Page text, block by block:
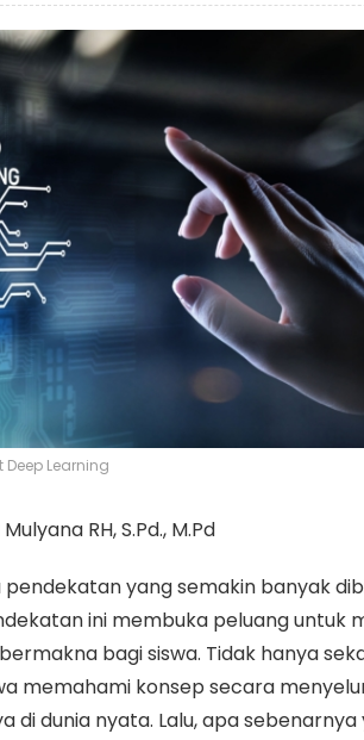
Deep Learning
RH, S.Pd., M.Pd
yang semakin banyak
ini membuka peluang untuk
bagi siswa. Tidak hanya
memahami konsep secara
dunia nyata. Lalu, apa sebenarnya